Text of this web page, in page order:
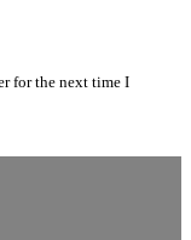
for the next time I